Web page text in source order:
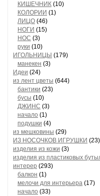
КИШЕЧНИК (10)
КОЛОРИИ (1)
ЛИЦО (46)
НОГИ (15)
НОС (3)
руки (10)
ИГОЛЬНИЦЫ (179)
манекен (3)
Идеи (24)
из лент цветы (644)
бантики (23)
бусы (10)
ДЖИНС (3)
начало (1)
подушки (4)
из мешковины (29)
ИЗ НОСОЧКОВ ИГРУШКИ (23)
изделия из кожи (3)
изделия из пластиковых
интерер (293)
балкон (1)
мелочи для интерьера (17)
начало (33)